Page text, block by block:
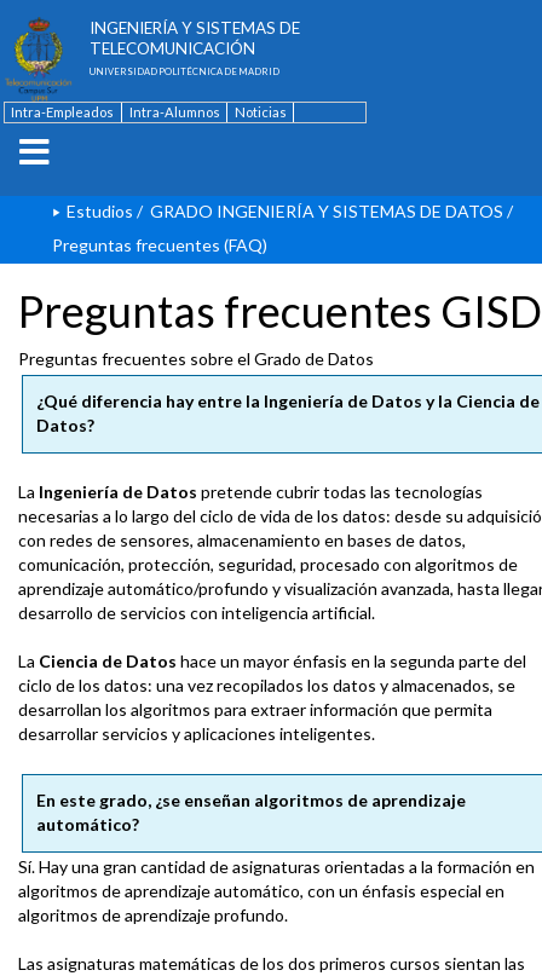
INGENIERÍA Y SISTEMAS DE
TELECOMUNICACIÓN
UNIVERSIDAD POLITÉCNICA DE MADRID
Intra-Empleados Intra-Alumnos
Noticias
Estudios / GRADO INGENIERÍA Y SISTEMAS DE DATOS /
Preguntas frecuentes (FAQ)
Preguntas frecuentes GISD
Preguntas frecuentes sobre el Grado de Datos
¿Qué diferencia hay entre la Ingeniería de Datos y la Ciencia de
Datos?
La Ingeniería de Datos pretende cubrir todas las tecnologías
necesarias a lo largo del ciclo de vida de los datos: desde su
con redes de sensores, almacenamiento en bases de datos,
comunicación, protección, seguridad, procesado con algoritmos de
aprendizaje automático/profundo y visualización avanzada, hasta
desarrollo de servicios con inteligencia artificial.
La Ciencia de Datos hace un mayor énfasis en la segunda parte del
ciclo de los datos: una vez recopilados los datos y almacenados, se
desarrollan los algoritmos para extraer información que permita
desarrollar servicios y aplicaciones inteligentes.
En este grado, ¿se enseñan algoritmos de aprendizaje
automático?
Sí. Hay una gran cantidad de asignaturas orientadas a la formación en
algoritmos de aprendizaje automático, con un énfasis especial en
algoritmos de aprendizaje profundo.
Las asignaturas matemáticas de los dos primeros cursos sientan las